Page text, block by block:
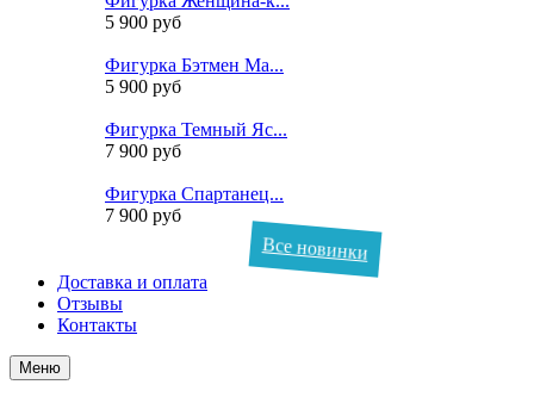
5 900 руб
Фигурка Бэтмен Ма...
5 900 руб
Фигурка Темный Яс...
7 900 руб
Фигурка Спартанец...
7 900 руб
Все новинки
Доставка и оплата
Отзывы
Контакты
Меню